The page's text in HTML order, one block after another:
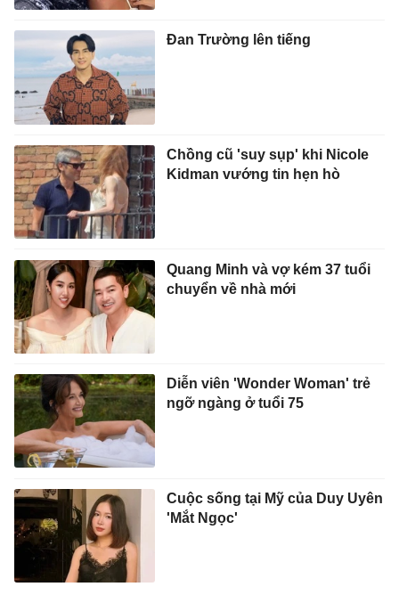
Đan Trường lên tiếng
Chồng cũ 'suy sụp' khi Nicole
Kidman vướng tin hẹn hò
Quang Minh và vợ kém 37 tuổi
chuyển về nhà mới
Diễn viên 'Wonder Woman' trẻ
ngỡ ngàng ở tuổi 75
Cuộc sống tại Mỹ của Duy Uyên
'Mắt Ngọc'